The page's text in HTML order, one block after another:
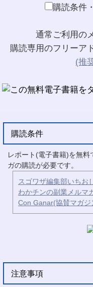
購読条件
通常ご利用の
購読専用のフリーア
(推
購読条件
レポート(電子書籍)を無
ガの購読が必要です。
スゴワザ編集部いちお
わかチンの副業メルマ
Con Ganar(協賛マガジ
注意事項